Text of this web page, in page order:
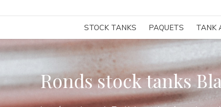
STOCK TANKS PAQUETS TANK
Ronds stock tanks